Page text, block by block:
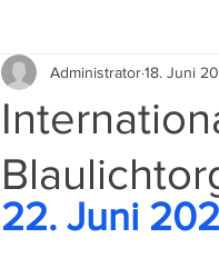
Administrator18. Juni
22. Juni